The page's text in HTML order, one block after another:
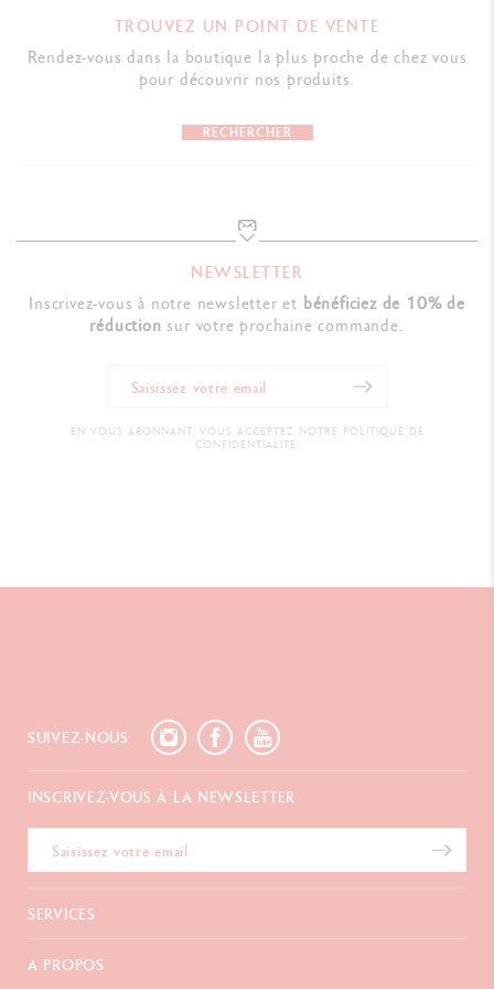
RÉFÉRENCE DU PRODUIT
Réf. UV846.009
TROUVEZ UN POINT DE VENTE
Rendez-vous dans la boutique la plus proche de chez vous
pour découvrir nos produits.
RECHERCHER
NEWSLETTER
Inscrivez-vous à notre newsletter et bénéficiez de 10% de
réduction sur votre prochaine commande.
EN VOUS ABONNANT, VOUS ACCEPTEZ NOTRE POLITIQUE DE
CONFIDENTIALITÉ.
SUIVEZ-NOUS
INSCRIVEZ-VOUS À LA NEWSLETTER
SERVICES
E-Carte Cadeau
A PROPOS